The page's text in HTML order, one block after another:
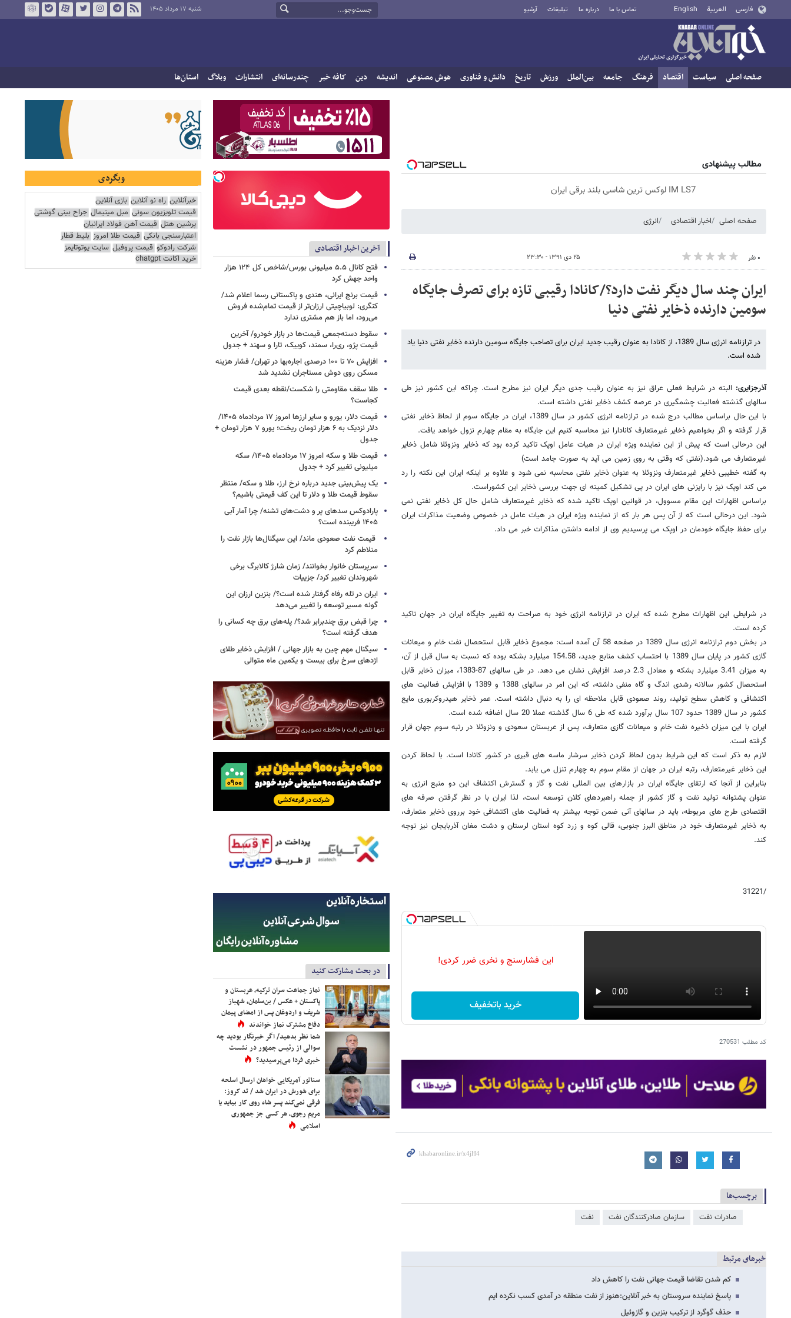
فارسی العربية English تماس با ما درباره ما تبلیغات آرشیو شنبه ۱۷ مرداد ۱۴۰۵
صفحه اصلی سیاست اقتصاد فرهنگ جامعه بین‌الملل ورزش تاریخ دانش و فناوری هوش مصنوعی اندیشه دین کافه خبر چندرسانه‌ای انتشارات وبلاگ استان‌ها
مطالب پیشنهادی
IM LS7 لوکس ترین شاسی بلند برقی ایران
صفحه اصلی اخبار اقتصادی انرژی
۰ نفر ۲۵ دی ۱۳۹۱ - ۲۳:۳۰
ایران چند سال دیگر نفت دارد؟/کانادا رقیبی تازه برای تصرف جایگاه
سومین دارنده ذخایر نفتی دنیا
در ترازنامه انرژی سال 1389، از کانادا به عنوان رقیب جدید ایران برای تصاحب جایگاه سومین دارنده ذخایر نفتی دنیا یاد
شده است.
آذرجزایری: البته در شرایط فعلی عراق نیز به عنوان رقیب جدی دیگر ایران نیز مطرح است. چراکه این کشور نیز طی
سالهای گذشته فعالیت چشمگیری در عرصه کشف ذخایر نفتی داشته است.
با این حال براساس مطالب درج شده در ترازنامه انرژی کشور در سال 1389، ایران در جایگاه سوم از لحاظ ذخایر نفتی
قرار گرفته و اگر بخواهیم ذخایر غیرمتعارف کانادارا نیز محاسبه کنیم این جایگاه به مقام چهارم نزول خواهد یافت.
این درحالی است که پیش از این نماینده ویژه ایران در هیات عامل اوپک تاکید کرده بود که ذخایر ونزوئلا شامل ذخایر
غیرمتعارف می شود.(نفتی که وقتی به روی زمین می آید به صورت جامد است)
به گفته خطیبی ذخایر غیرمتعارف ونزوئلا به عنوان ذخایر نفتی محاسبه نمی شود و علاوه بر اینکه ایران این نکته را رد
می کند اوپک نیز با رایزنی های ایران در پی تشکیل کمیته ای جهت بررسی ذخایر این کشوراست.
براساس اظهارات این مقام مسوول، در قوانین اوپک تاکید شده که ذخایر غیرمتعارف شامل حال کل ذخایر نفتی نمی
شود. این درحالی است که از آن پس هر بار که از نماینده ویژه ایران در هیات عامل در خصوص وضعیت مذاکرات ایران
برای حفظ جایگاه خودمان در اوپک می پرسیدیم وی از ادامه داشتن مذاکرات خبر می داد.
در شرایطی این اظهارات مطرح شده که ایران در ترازنامه انرژی خود به صراحت به تغییر جایگاه ایران در جهان تاکید
کرده است.
در بخش دوم ترازنامه انرژی سال 1389 در صفحه 58 آن آمده است: مجموع ذخایر قابل استحصال نفت خام و میعانات
گازی کشور در پایان سال 1389 با احتساب کشف منابع جدید، 154.58 میلیارد بشکه بوده که نسبت به سال قبل از آن،
به میزان 3.41 میلیارد بشکه و معادل 2.3 درصد افزایش نشان می دهد. در طی سالهای 87-1383، میزان ذخایر قابل
استحصال کشور سالانه رشدی اندگ و گاه منفی داشته، که این امر در سالهای 1388 و 1389 با افزایش فعالیت های
اکتشافی و کاهش سطح تولید، روند صعودی قابل ملاحظه ای را به دنبال داشته است. عمر ذخایر هیدروکربوری مایع
کشور در سال 1389 حدود 107 سال برآورد شده که طی 6 سال گذشته عملا 20 سال اضافه شده است.
ایران با این میزان ذخیره نفت خام و میعانات گازی متعارف، پس از عربستان سعودی و ونزوئلا در رتبه سوم جهان قرار
گرفته است.
لازم به ذکر است که این شرایط بدون لحاظ کردن ذخایر سرشار ماسه های قیری در کشور کانادا است. با لحاظ کردن
این ذخایر غیرمتعارف، رتبه ایران در جهان از مقام سوم به چهارم تنزل می یابد.
بنابراین از آنجا که ارتقای جایگاه ایران در بازارهای بین المللی نفت و گاز و گسترش اکتشاف این دو منبع انرژی به
عنوان پشتوانه تولید نفت و گاز کشور از جمله راهبردهای کلان توسعه است، لذا ایران با در نظر گرفتن صرفه های
اقتصادی طرح های مربوطه، باید در سالهای آتی ضمن توجه بیشتر به فعالیت های اکتشافی خود برروی ذخایر متعارف،
به ذخایر غیرمتعارف خود در مناطق البرز جنوبی، قالی کوه و زرد کوه استان لرستان و دشت مغان آذربایجان نیز توجه
کند.
/31221
این فشارسنج و نخری ضرر کردی!
خرید باتخفیف
کد مطلب 270531
برچسب‌ها
صادرات نفت سازمان صادرکنندگان نفت نفت
خبرهای مرتبط
کم شدن تقاضا قیمت جهانی نفت را کاهش داد
پاسخ نماینده سروستان به خبر آنلاین:هنوز از نفت منطقه در آمدی کسب نکرده ایم
حذف گوگرد از ترکیب بنزین و گازوئیل
آخرین اخبار اقتصادی
فتح کانال ۵.۵ میلیونی بورس/شاخص کل ۱۲۴ هزار
واحد جهش کرد
قیمت برنج ایرانی، هندی و پاکستانی رسما اعلام شد/
کنگری: لوبیاچیتی ارزان‌تر از قیمت تمام‌شده فروش
می‌رود، اما باز هم مشتری ندارد
سقوط دسته‌جمعی قیمت‌ها در بازار خودرو/ آخرین
قیمت پژو، ری‌را، سمند، کوییک، تارا و سهند + جدول
افزایش ۷۰ تا ۱۰۰ درصدی اجاره‌بها در تهران/ فشار هزینه
مسکن روی دوش مستاجران تشدید شد
طلا سقف مقاومتی را شکست/نقطه بعدی قیمت
کجاست؟
قیمت دلار، یورو و سایر ارزها امروز ۱۷ مردادماه ۱۴۰۵/
دلار نزدیک به ۶ هزار تومان ریخت؛ یورو ۷ هزار تومان +
جدول
قیمت طلا و سکه امروز ۱۷ مردادماه ۱۴۰۵/ سکه
میلیونی تغییر کرد + جدول
یک پیش‌بینی جدید درباره نرخ ارز، طلا و سکه/ منتظر
سقوط قیمت طلا و دلار تا این کف قیمتی باشیم؟
پارادوکس سدهای پر و دشت‌های تشنه/ چرا آمار آبی
۱۴۰۵ فریبنده است؟
قیمت نفت صعودی ماند/ این سیگنال‌ها بازار نفت را
متلاطم کرد
سرپرستان خانوار بخوانند/ زمان شارژ کالابرگ برخی
شهروندان تغییر کرد/ جزییات
ایران در تله رفاه گرفتار شده است؟/ بنزین ارزان این
گونه مسیر توسعه را تغییر می‌دهد
چرا قبض برق چندبرابر شد؟/ پله‌های برق چه کسانی را
هدف گرفته است؟
سیگنال‌ مهم چین به بازار جهانی / افزایش ذخایر طلای
اژدهای سرخ برای بیست و یکمین ماه متوالی
در بحث مشارکت کنید
نماز جماعت سران ترکیه، عربستان و
پاکستان + عکس / بن‌سلمان، شهباز
شریف و اردوغان پس از امضای پیمان
دفاع مشترک نماز خواندند
شما نظر بدهید/ اگر خبرنگار بودید چه
سوالی از رئیس جمهور در نشست
خبری فردا می‌پرسیدید؟
سناتور آمریکایی خواهان ارسال اسلحه
برای شورش در ایران شد / تد کروز:
فرقی نمی‌کند پسر شاه روی کار بیاید یا
مریم رجوی، هر کسی جز جمهوری
اسلامی
وبگردی
خبرآنلاین راه نو آنلاین بازی آنلاین
قیمت تلویزیون سونی مبل مینیمال جراح بینی گوشتی
پرشین هتل قیمت آهن فولاد ایرانیان
اعتبارسنجی بانکی قیمت طلا امروز بلیط قطار
شرکت رادوکو قیمت پروفیل سایت یوتوتایمز
خرید اکانت chatgpt